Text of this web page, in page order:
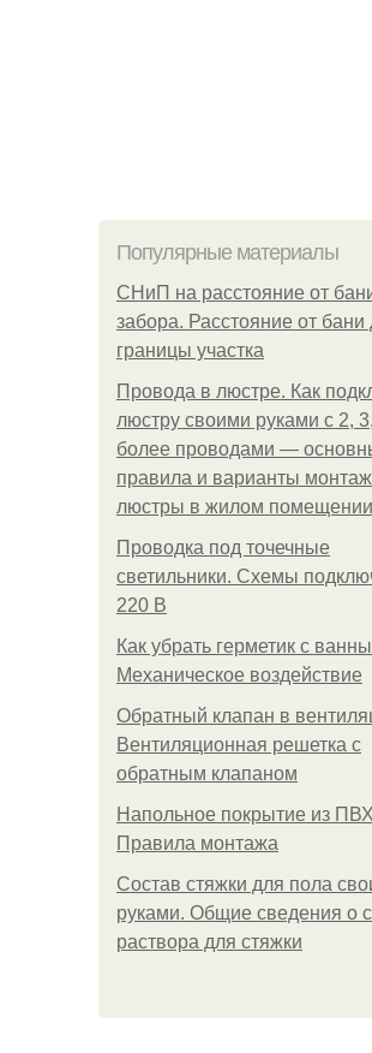
Популярные материалы
СНиП на расстояние от
забора. Расстояние от бани
границы участка
Провода в люстре. Как
люстру своими руками с 2,
более проводами —
правила и варианты
люстры в жилом помещении
Проводка под точечные
светильники. Схемы
220 В
Как убрать герметик с
Механическое воздействие
Обратный клапан в
Вентиляционная решетка с
обратным клапаном
Напольное покрытие из
Правила монтажа
Состав стяжки для пола
руками. Общие сведения о
раствора для стяжки